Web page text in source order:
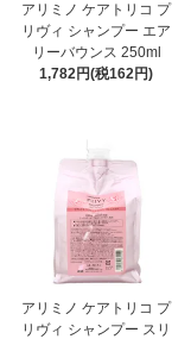
アリミノ ケアトリコ プ
リヴィ シャンプー エア
リーバウンス 250ml
1,782円(税162円)
アリミノ ケアトリコ プ
リヴィ シャンプー スリ